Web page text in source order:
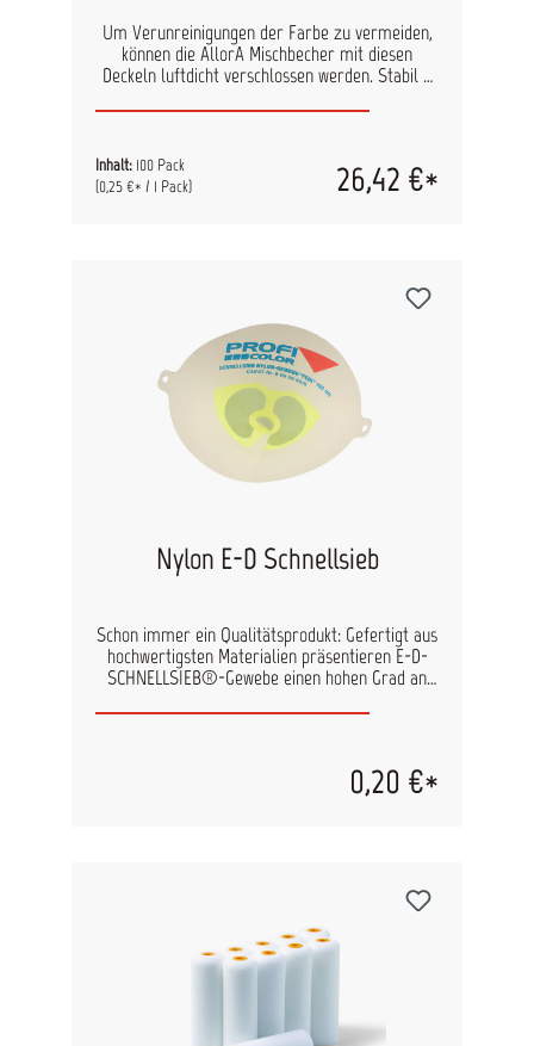
Um Verunreinigungen der Farbe zu vermeiden,
können die AllorA Mischbecher mit diesen
Deckeln luftdicht verschlossen werden. Stabil –
Inhalt: 100 Pack
(0,25 €* / 1 Pack)
26,42 €*
Nylon E-D Schnellsieb
Schon immer ein Qualitätsprodukt: Gefertigt aus
hochwertigsten Materialien präsentieren E-D-
SCHNELLSIEB®-Gewebe einen hohen Grad an
Hightech-Farb- und -Lacksysteme erforderlich
Klassiker, regelmäßig im Einsatz bei unzähligen
Anwendern bei Lackier- und Malerarbeiten, im
manuelle Eingriffe bewirkt eine staub- und
partikelfreie Herstellung Eindeutiges Erkennen
der Maschenweiten durch innovatives
Farbcodierungs-System der Gewebe.
0,20 €*